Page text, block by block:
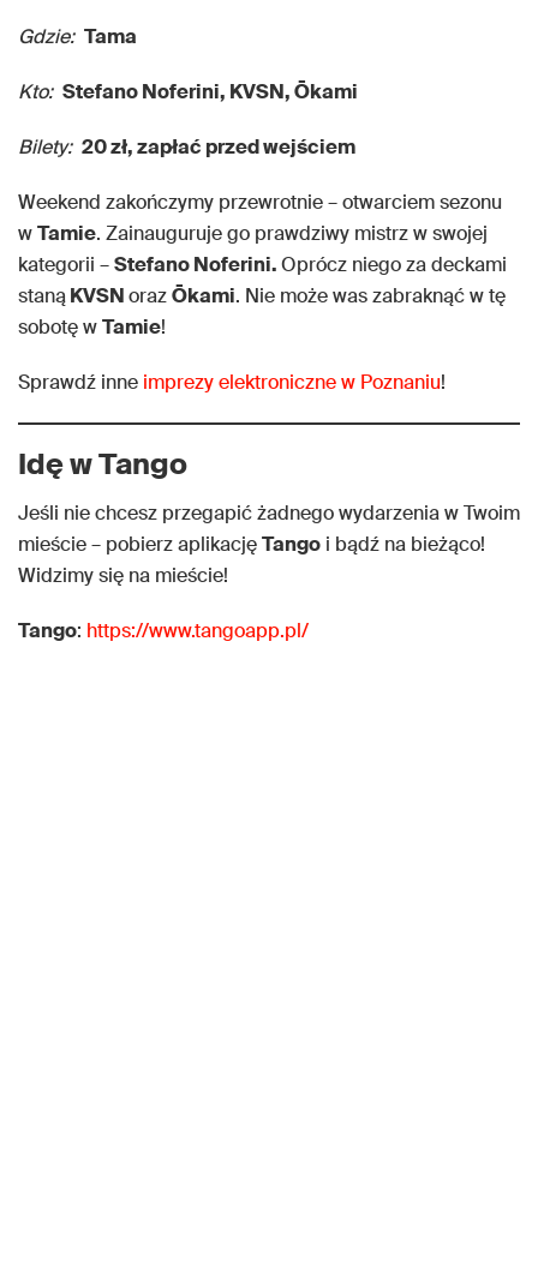
Gdzie: Tama
Kto: Stefano Noferini, KVSN, Ōkami
Bilety: 20 zł, zapłać przed wejściem
Weekend zakończymy przewrotnie – otwarciem sezonu
wTamie. Zainauguruje go prawdziwy mistrz w swojej
kategorii –Stefano Noferini.Oprócz niego za deckami
stanąKVSNorazŌkami. Nie może was zabraknąć w tę
sobotę wTamie!
Sprawdź inne imprezy elektroniczne w Poznaniu!
Idę w Tango
Jeśli nie chcesz przegapić żadnego wydarzenia w Twoim
mieście – pobierz aplikacjęTango i bądź na bieżąco!
Widzimy się na mieście!
Tango: https://www.tangoapp.pl/